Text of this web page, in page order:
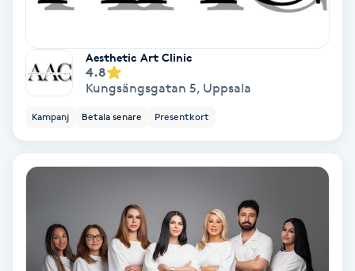
Stylist
Tuina-massage
Aesthetic Art Clinic
4.8
Kungsängsgatan 5, Uppsala
Kampanj Betala senare Presentkort